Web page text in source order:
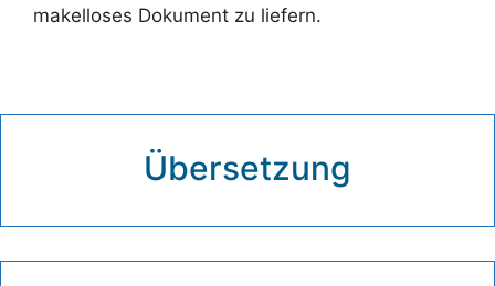
makelloses Dokument zu liefern.
Übersetzung